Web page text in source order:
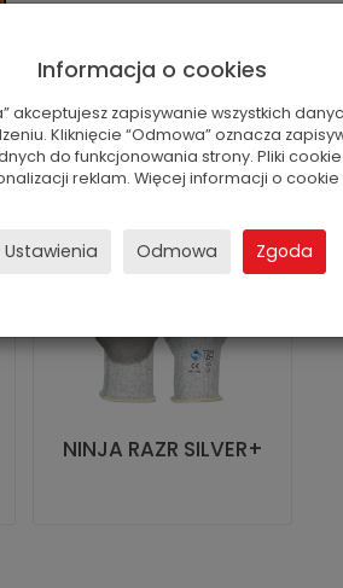
NINJA RAZR SILVER+
Informacja o cookies
akceptujesz zapisywanie wszystkich
Kliknięcie “Odmowa” oznacza
do funkcjonowania strony. Pliki
reklam. Więcej informacji o cookie
Ustawienia Odmowa Zgoda